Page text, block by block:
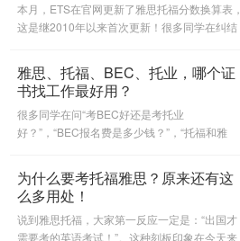
本月，ETS在官网更新了雅思托福分数换算表，
这是继2010年以来首次更新！很多同学在纠结
雅思、托福、BEC、托业，哪个证
书找工作最好用？
很多同学在问“考BEC好还是考托业
好？”，“BEC报名费是多少钱？”，“托福和雅
信公众号就来跟大家唠唠，托福雅思和BEC、托
业含金量大不同！
为什么要考托福雅思？原来还有这
么多用处！
说到雅思托福，大家第一反应一定是：“出国才
需要考的英语考试！”。这种刻板印象在今天来